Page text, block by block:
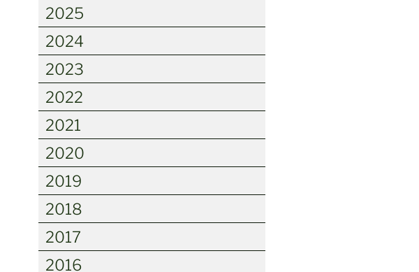
2025
2024
2023
2022
2021
2020
2019
2018
2017
2016